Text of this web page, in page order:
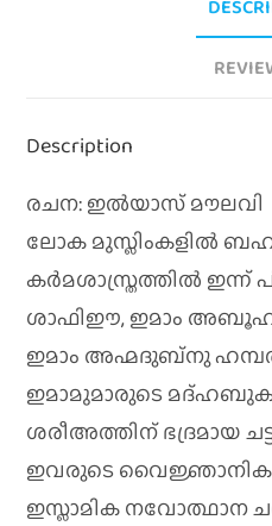
Description
രചന: ഇല്‍യാസ്‌ മൗലവി
ലോക മുസ്ലിംകളില്‍
കര്‍മശാസ്ത്രത്തില്‍ ഇന്ന്
ശാഫിഈ, ഇമാം
ഇമാം അഹ്മദുബ്നു
ഇമാമുമാരുടെ
ശരീഅത്തിന് ഭദ്രമായ
ഇവരുടെ വൈജ്ഞാനിക
ഇസ്ലാമിക നവോത്ഥാന